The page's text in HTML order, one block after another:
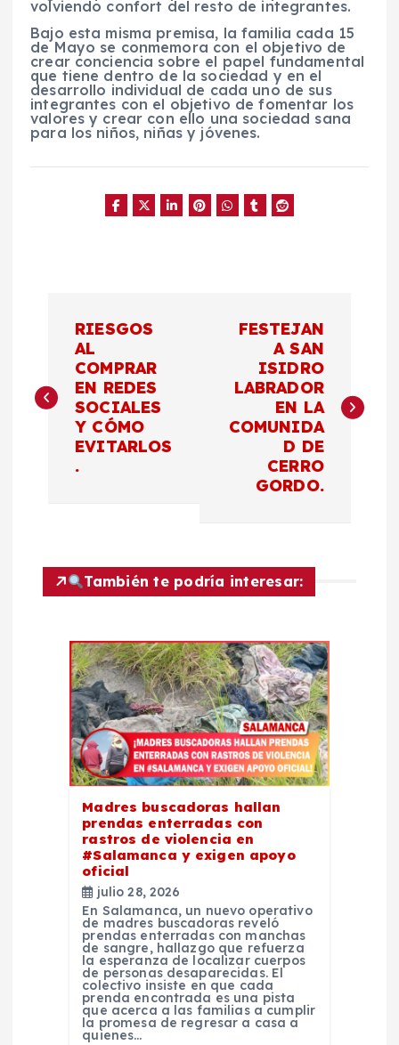
volviendo confort del resto de integrantes.
Bajo esta misma premisa, la familia cada 15
de Mayo se conmemora con el objetivo de
crear conciencia sobre el papel fundamental
que tiene dentro de la sociedad y en el
desarrollo individual de cada uno de sus
integrantes con el objetivo de fomentar los
valores y crear con ello una sociedad sana
para los niños, niñas y jóvenes.
v
c
RIESGOS
AL
COMPRAR
EN REDES
SOCIALES
Y CÓMO
EVITARLOS
.
FESTEJAN
A SAN
ISIDRO
LABRADOR
EN LA
COMUNIDA
D DE
CERRO
GORDO.
También te podría interesar:
Madres buscadoras hallan
prendas enterradas con
rastros de violencia en
#Salamanca y exigen apoyo
oficial
julio 28, 2026
En Salamanca, un nuevo operativo
de madres buscadoras reveló
prendas enterradas con manchas
de sangre, hallazgo que refuerza
la esperanza de localizar cuerpos
de personas desaparecidas. El
colectivo insiste en que cada
prenda encontrada es una pista
que acerca a las familias a cumplir
la promesa de regresar a casa a
quienes…